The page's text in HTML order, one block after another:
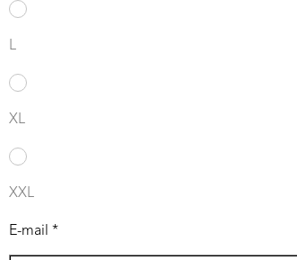
L
XL
XXL
E-mail